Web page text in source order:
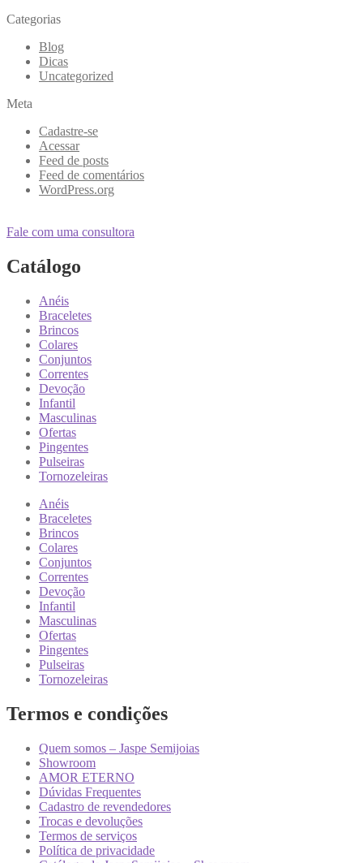
Categorias
Blog
Dicas
Uncategorized
Meta
Cadastre-se
Acessar
Feed de posts
Feed de comentários
WordPress.org
Fale com uma consultora
Catálogo
Anéis
Braceletes
Brincos
Colares
Conjuntos
Correntes
Devoção
Infantil
Masculinas
Ofertas
Pingentes
Pulseiras
Tornozeleiras
Anéis
Braceletes
Brincos
Colares
Conjuntos
Correntes
Devoção
Infantil
Masculinas
Ofertas
Pingentes
Pulseiras
Tornozeleiras
Termos e condições
Quem somos – Jaspe Semijoias
Showroom
AMOR ETERNO
Dúvidas Frequentes
Cadastro de revendedores
Trocas e devoluções
Termos de serviços
Política de privacidade